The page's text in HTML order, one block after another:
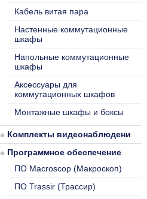
Кабель витая пара
Настенные коммутационные
шкафы
Напольные коммутационные
шкафы
Аксессуары для
коммутационных шкафов
Монтажные шкафы и боксы
Комплекты видеонаблюдения
Программное обеспечение
ПО Macroscop (Макроскоп)
ПО Trassir (Трассир)